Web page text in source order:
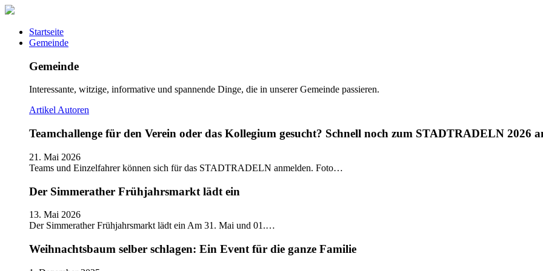
Startseite
Gemeinde
Gemeinde
Interessante, witzige, informative und spannende Dinge, die in unserer Gemeinde passieren.
ArtikelAutoren
Teamchallenge für den Verein oder das Kollegium gesucht? Schnell noch zum STADTRADELN 2026
21. Mai 2026
Teams und Einzelfahrer können sich für das STADTRADELN anmelden. Foto…
Der Simmerather Frühjahrsmarkt lädt ein
13. Mai 2026
Der Simmerather Frühjahrsmarkt lädt ein Am 31. Mai und 01.…
Weihnachtsbaum selber schlagen: Ein Event für die ganze Familie